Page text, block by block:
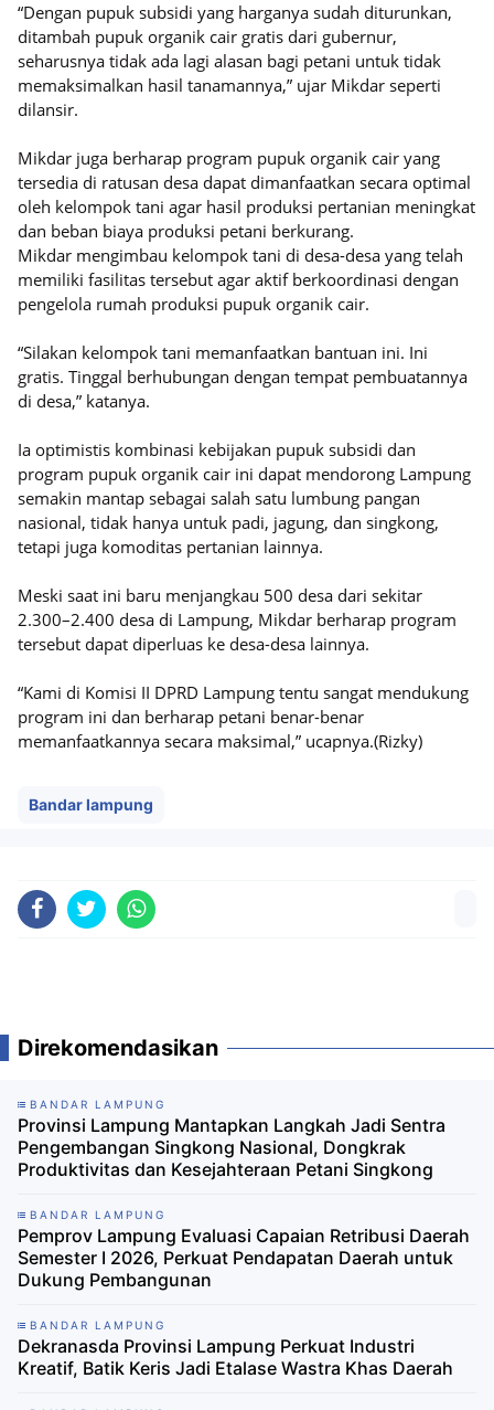
“Dengan pupuk subsidi yang harganya sudah diturunkan,
ditambah pupuk organik cair gratis dari gubernur,
seharusnya tidak ada lagi alasan bagi petani untuk tidak
memaksimalkan hasil tanamannya,” ujar Mikdar seperti
dilansir.
Mikdar juga berharap program pupuk organik cair yang
tersedia di ratusan desa dapat dimanfaatkan secara optimal
oleh kelompok tani agar hasil produksi pertanian meningkat
dan beban biaya produksi petani berkurang.
Mikdar mengimbau kelompok tani di desa-desa yang telah
memiliki fasilitas tersebut agar aktif berkoordinasi dengan
pengelola rumah produksi pupuk organik cair.
“Silakan kelompok tani memanfaatkan bantuan ini. Ini
gratis. Tinggal berhubungan dengan tempat pembuatannya
di desa,” katanya.
Ia optimistis kombinasi kebijakan pupuk subsidi dan
program pupuk organik cair ini dapat mendorong Lampung
semakin mantap sebagai salah satu lumbung pangan
nasional, tidak hanya untuk padi, jagung, dan singkong,
tetapi juga komoditas pertanian lainnya.
Meski saat ini baru menjangkau 500 desa dari sekitar
2.300–2.400 desa di Lampung, Mikdar berharap program
tersebut dapat diperluas ke desa-desa lainnya.
“Kami di Komisi II DPRD Lampung tentu sangat mendukung
program ini dan berharap petani benar-benar
memanfaatkannya secara maksimal,” ucapnya.(Rizky)
Bandar lampung
Direkomendasikan
BANDAR LAMPUNG
Provinsi Lampung Mantapkan Langkah Jadi Sentra
Pengembangan Singkong Nasional, Dongkrak
Produktivitas dan Kesejahteraan Petani Singkong
BANDAR LAMPUNG
Pemprov Lampung Evaluasi Capaian Retribusi Daerah
Semester I 2026, Perkuat Pendapatan Daerah untuk
Dukung Pembangunan
BANDAR LAMPUNG
Dekranasda Provinsi Lampung Perkuat Industri
Kreatif, Batik Keris Jadi Etalase Wastra Khas Daerah